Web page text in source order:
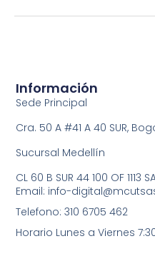
Información
Sede Principal
Cra. 50 A #41 A 40 SUR,
Sucursal Medellín
CL 60 B SUR 44 100 OF 1113
Email: info-
Telefono: 310 6705 462
Horario Lunes a Viernes